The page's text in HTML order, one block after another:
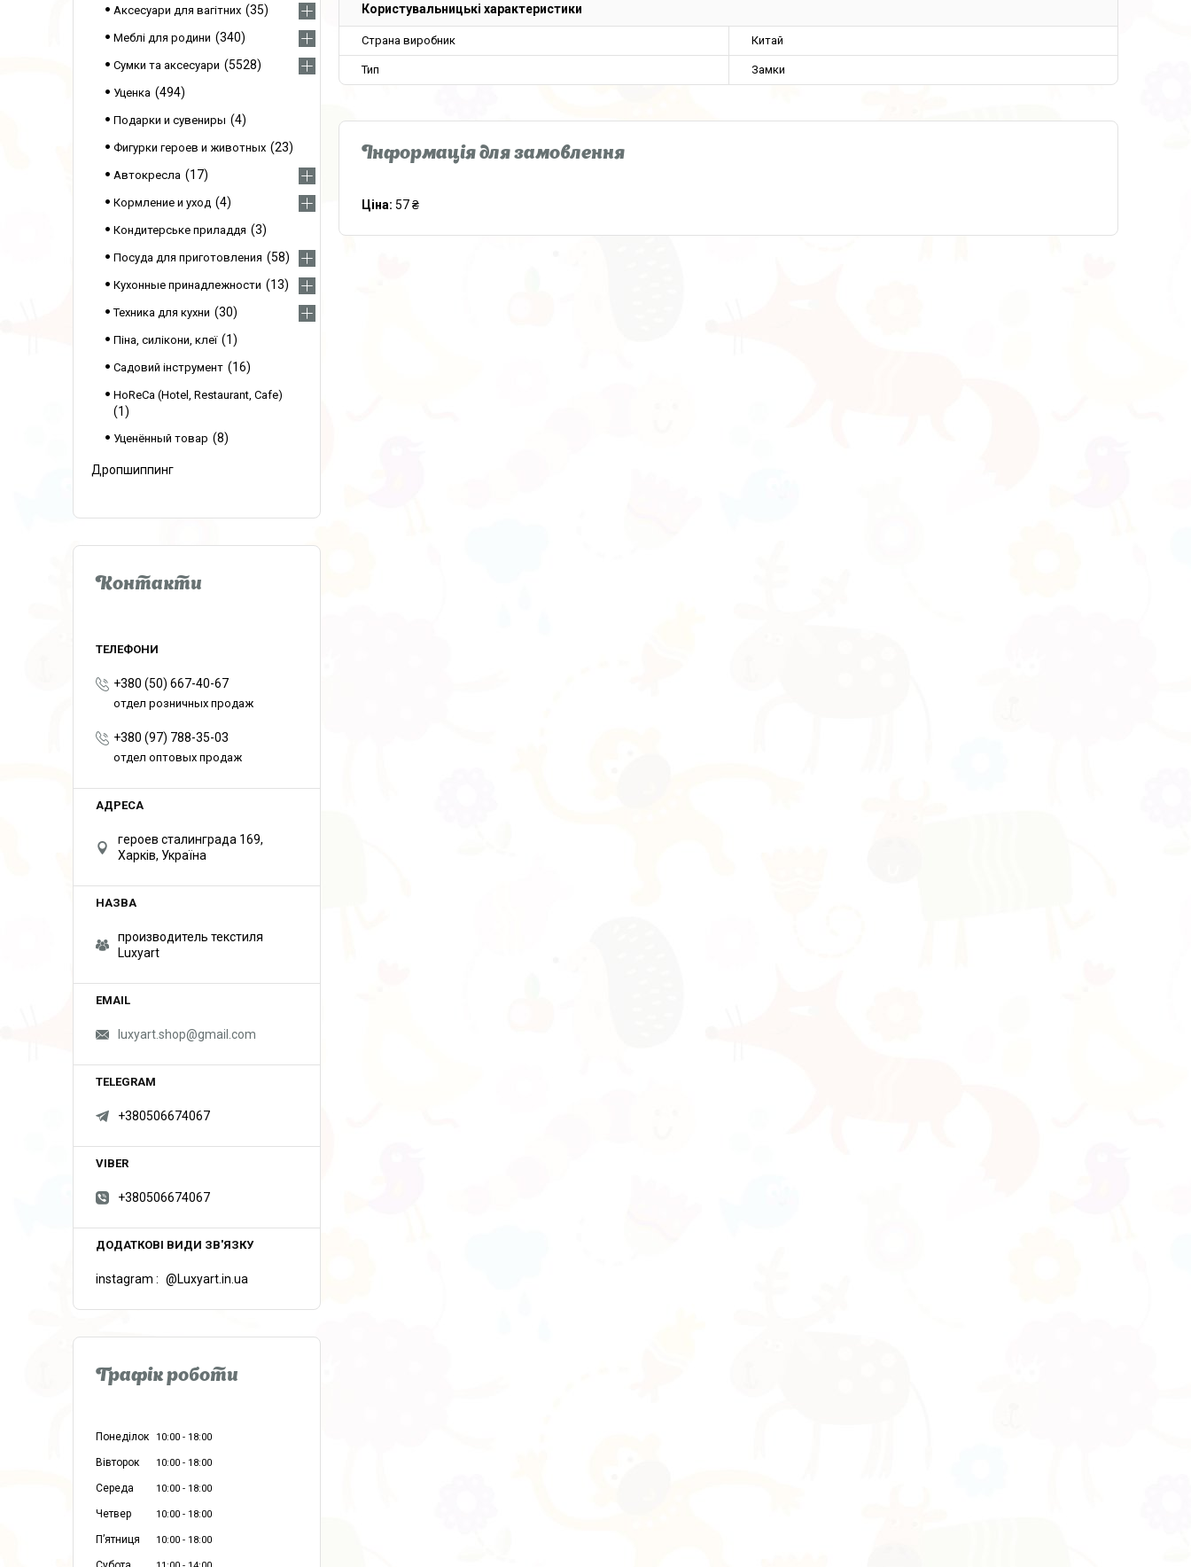
Користувальницькі характеристики
Страна виробник Китай
Тип Замки
Інформація для замовлення
Ціна: 57 ₴
Аксесуари для вагітних 35
Меблі для родини 340
Сумки та аксесуари 5528
Уценка 494
Подарки и сувениры 4
Фигурки героев и животных 23
Автокресла 17
Кормление и уход 4
Кондитерське приладдя 3
Посуда для приготовления 58
Кухонные принадлежности 13
Техника для кухни 30
Піна, силікони, клеї 1
Садовий інструмент 16
HoReCa (Hotel, Restaurant, Cafe)
1
Уценённый товар 8
Дропшиппинг
Контакти
+380 (50) 667-40-67
отдел розничных продаж
+380 (97) 788-35-03
отдел оптовых продаж
героев сталинграда 169,
Харків, Україна
производитель текстиля
Luxyart
luxyart.shop@gmail.com
+380506674067
+380506674067
instagram @Luxyart.in.ua
Графік роботи
Понеділок 10:00 18:00
Вівторок 10:00 18:00
Середа 10:00 18:00
Четвер 10:00 18:00
Пʼятниця 10:00 18:00